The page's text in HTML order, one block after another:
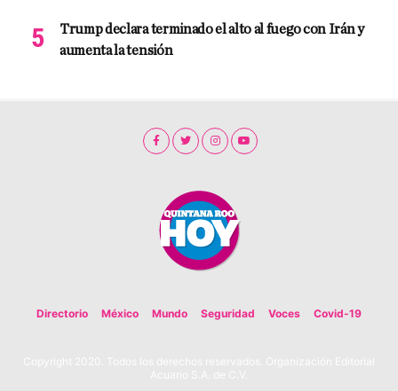
Trump declara terminado el alto al fuego con Irán y
aumenta la tensión
Directorio México Mundo Seguridad Voces Covid-19